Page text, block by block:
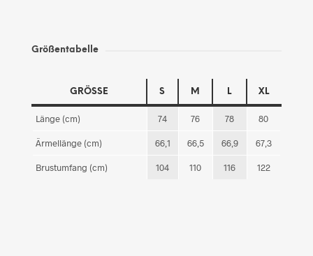
Größentabelle
GRÖSSE S M L XL
Länge (cm) 74 76 78 80
Ärmellänge (cm) 66,1 66,5 66,9 67,3
Brustumfang (cm) 104 110 116 122